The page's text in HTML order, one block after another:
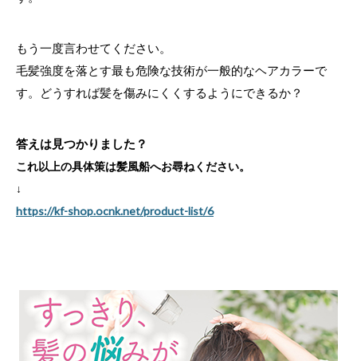
もう一度言わせてください。
毛髪強度を落とす最も危険な技術が一般的なヘアカラーで
す。どうすれば髪を傷みにくくするようにできるか？
答えは見つかりました？
これ以上の具体策は髪風船へお尋ねください。
↓
https://kf-shop.ocnk.net/product-list/6